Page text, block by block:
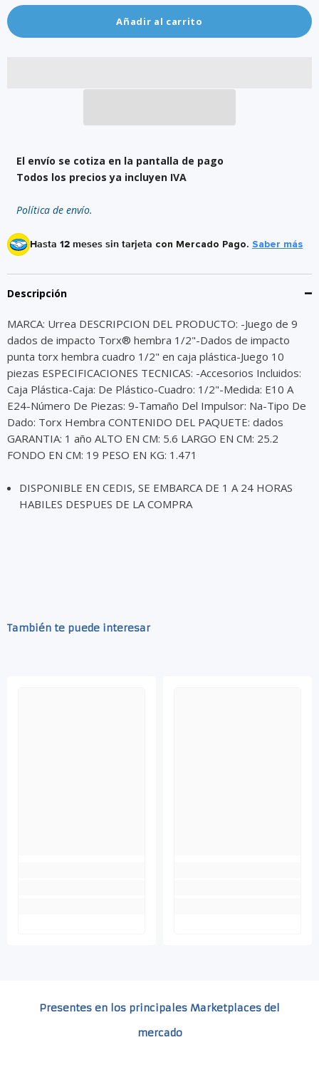
Añadir al carrito
El envío se cotiza en la pantalla de pago
Todos los precios ya incluyen IVA
Política de envío.
Hasta 12 meses sin tarjeta con Mercado Pago. Saber más
Descripción
MARCA: Urrea DESCRIPCION DEL PRODUCTO: -Juego de 9
dados de impacto Torx® hembra 1/2"-Dados de impacto
punta torx hembra cuadro 1/2" en caja plástica-Juego 10
piezas ESPECIFICACIONES TECNICAS: -Accesorios Incluidos:
Caja Plástica-Caja: De Plástico-Cuadro: 1/2"-Medida: E10 A
E24-Número De Piezas: 9-Tamaño Del Impulsor: Na-Tipo De
Dado: Torx Hembra CONTENIDO DEL PAQUETE: dados
GARANTIA: 1 año ALTO EN CM: 5.6 LARGO EN CM: 25.2
FONDO EN CM: 19 PESO EN KG: 1.471
DISPONIBLE EN CEDIS, SE EMBARCA DE 1 A 24 HORAS
HABILES DESPUES DE LA COMPRA
También te puede interesar
Presentes en los principales Marketplaces del
mercado